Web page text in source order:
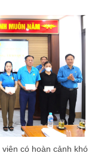
có hoàn cảnh khó